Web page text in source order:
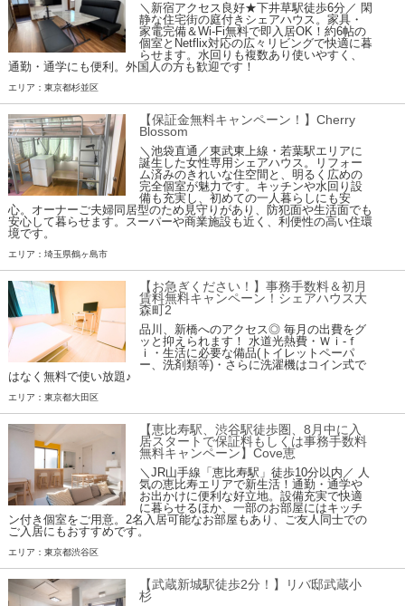
＼新宿アクセス良好★下井草駅徒歩6分／ 閑
静な住宅街の庭付きシェアハウス。家具・
家電完備＆Wi-Fi無料で即入居OK！約6帖の
個室とNetflix対応の広々リビングで快適に暮
らせます。水回りも複数あり使いやすく、
通勤・通学にも便利。外国人の方も歓迎です！
エリア：東京都杉並区
【保証金無料キャンペーン！】Cherry
Blossom
＼池袋直通／東武東上線・若葉駅エリアに
誕生した女性専用シェアハウス。リフォー
ム済みのきれいな住空間と、明るく広めの
完全個室が魅力です。キッチンや水回り設
備も充実し、初めての一人暮らしにも安
心。オーナーご夫婦同居型のため見守りがあり、防犯面や生活面でも
安心して暮らせます。スーパーや商業施設も近く、利便性の高い住環
境です。
エリア：埼玉県鶴ヶ島市
【お急ぎください！】事務手数料＆初月
賃料無料キャンペーン！シェアハウス大
森町2
品川、新橋へのアクセス◎ 毎月の出費をグ
ッと抑えられます！ 水道光熱費・Ｗｉ-ｆ
ｉ・生活に必要な備品(トイレットペーパ
ー、洗剤類等)・さらに洗濯機はコイン式で
はなく無料で使い放題♪
エリア：東京都大田区
【恵比寿駅、渋谷駅徒歩圏、8月中に入
居スタートで保証料もしくは事務手数料
無料キャンペーン】Cove恵
＼JR山手線「恵比寿駅」徒歩10分以内／ 人
気の恵比寿エリアで新生活！通勤・通学や
お出かけに便利な好立地。設備充実で快適
に暮らせるほか、一部のお部屋にはキッチ
ン付き個室をご用意。2名入居可能なお部屋もあり、ご友人同士での
ご入居にもおすすめです。
エリア：東京都渋谷区
【武蔵新城駅徒歩2分！】リバ邸武蔵小
杉